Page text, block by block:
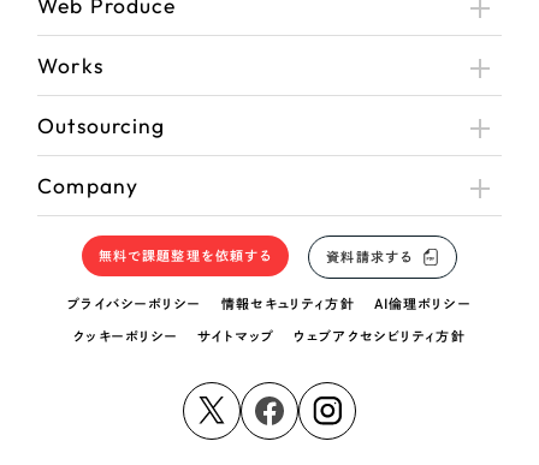
Works
Outsourcing
Company
無料で課題整理を依頼する 資料請求する
プライバシーポリシー 情報セキュリティ方針 AI倫理ポリシー
クッキーポリシー サイトマップ ウェブアクセシビリティ方針